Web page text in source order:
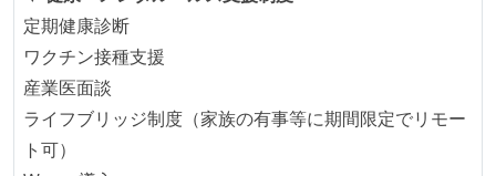
となって行う
全体のスケジュール管理は、途中の成果を随時確認し
ながら、納期または盛り込む機能を柔軟に調整する形
で行う
プロダクトの開発言語やフレームワークなど主要な構
定期健康診断
ワクチン接種支援
産業医面談
ライフブリッジ制度（家族の有事等に期間限定でリモー
ト可）